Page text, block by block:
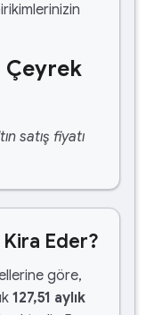
Çeyrek
satış fiyatı
Eder?
göre,
127,51 aylık